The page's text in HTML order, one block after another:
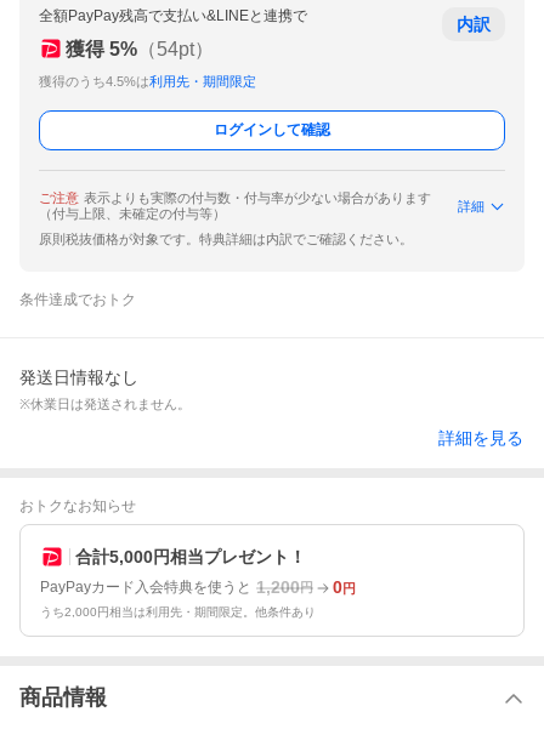
全額PayPay残高で支払い&LINEと連携で
獲得 5% （54pt）
獲得のうち4.5%は利用先・期間限定
内訳
ログインして確認
ご注意 表示よりも実際の付与数・付与率が少ない場合があります
（付与上限、未確定の付与等）
詳細
原則税抜価格が対象です。特典詳細は内訳でご確認ください。
条件達成でおトク
発送日情報なし
※休業日は発送されません。
詳細を見る
おトクなお知らせ
合計5,000円相当プレゼント！
PayPayカード入会特典を使うと 1,200円 0円
うち2,000円相当は利用先・期間限定。他条件あり
商品情報